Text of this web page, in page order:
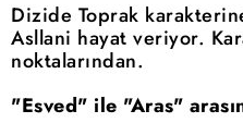
Dizide Toprak
Asllani hayat veriyor.
noktalarından.
"Esved" ile "Aras"